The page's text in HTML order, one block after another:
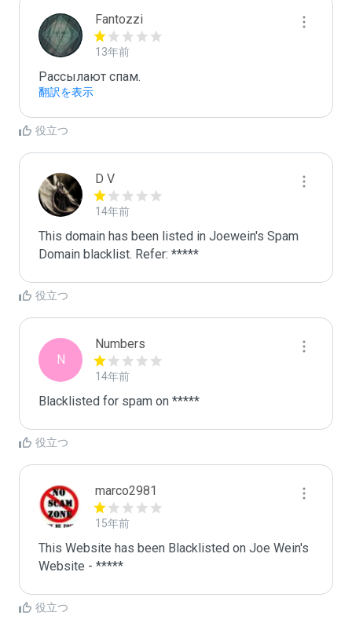
Fantozzi
13年前
Рассылают cпам.
翻訳を表示
役立つ
D V
14年前
This domain has been listed in Joewein's Spam
Domain blacklist. Refer: *****
役立つ
N
Numbers
14年前
Blacklisted for spam on *****
役立つ
marco2981
15年前
This Website has been Blacklisted on Joe Wein's
Website - *****
役立つ